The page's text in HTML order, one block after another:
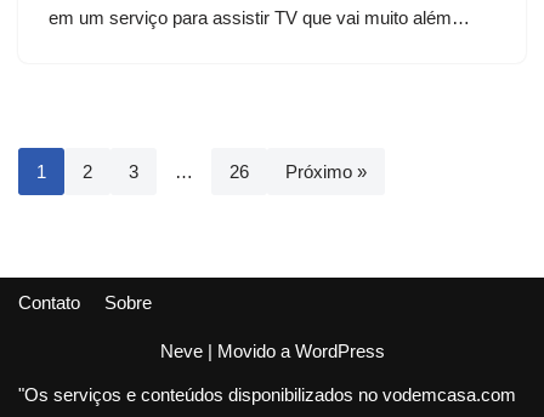
em um serviço para assistir TV que vai muito além…
1 2 3 … 26 Próximo »
Contato Sobre
Neve| Movido a WordPress
"Os serviços e conteúdos disponibilizados no vodemcasa.com